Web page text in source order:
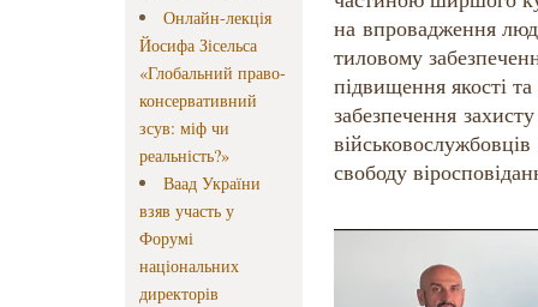
Онлайн-лекція
Йосифа Зісельса
«Глобальний право-
консервативний
зсув: міф чи
реальність?»
Ваад України
взяв участь у
Форумі
національних
директорів
на впровадження
тиловому
підвищення якості
забезпечення
свободу